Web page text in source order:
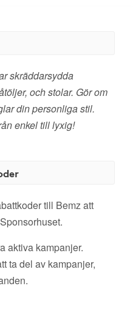
skräddarsydda
och stolar. Gör om
din personliga stil.
enkel till lyxig!
till Bemz att
aktiva kampanjer.
ta del av kampanjer,